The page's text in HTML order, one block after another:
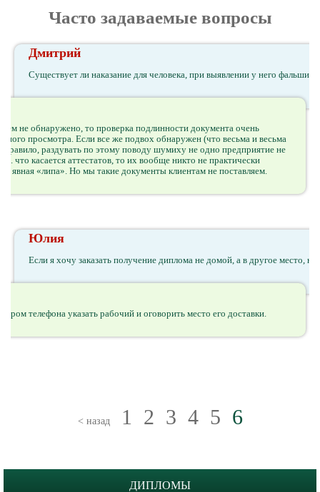
Часто задаваемые вопросы
Дмитрий
Существует ли наказание для человека, при выявлении у него
не обнаружено, то проверка подлинности документа очень
просмотра. Если все же подвох обнаружен (что весьма и весьма
правило, раздувать по этому поводу шумиху не одно предприятие не
что касается аттестатов, то их вообще никто не практически
явная «липа». Но мы такие документы клиентам не поставляем.
Юлия
Если я хочу заказать получение диплома не домой, а в другое место,
телефона указать рабочий и оговорить место его доставки.
< назад 1 2 3 4 5 6
ДИПЛОМЫ